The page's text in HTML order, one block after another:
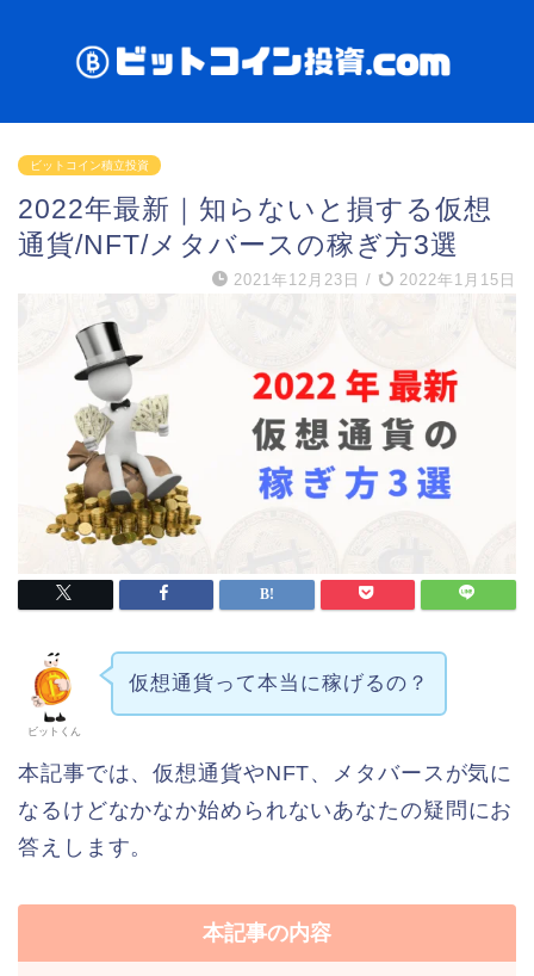
ビットコイン積立投資
2022年最新｜知らないと損する仮想
通貨/NFT/メタバースの稼ぎ方3選
2021年12月23日 / 2022年1月15日
ビットくん
仮想通貨って本当に稼げるの？
本記事では、仮想通貨やNFT、メタバースが気に
なるけどなかなか始められないあなたの疑問にお
答えします。
本記事の内容